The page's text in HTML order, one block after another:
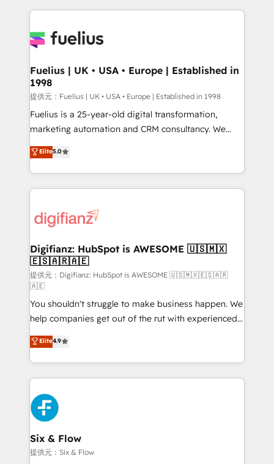
Innovation HubSpot Impact Award - Platform
Migration Excellence HubSpot Impact Award -
professionals.
training • CRM migration from Salesforce, Pipedrive,
custom API integrations with ERP (and other
operations A little about us: • Boutique 'Elite' team of
12 • 150+ clients across Sales Hub, Marketing Hub,
Service Hub, Data Hub and CMS • ISO/IEC
27001:2022, ISO 9001:2015, and ISO 42001:2023
certified - the AI management standard • GuardHub:
Ready for the next step? Click the 👈 '𝗖𝗼𝗻𝘁𝗮𝗰𝘁
𝗯𝘂𝘀𝗶𝗻𝗲𝘀𝘀' button to get in touch (𝘸𝘦'𝘳𝘦 𝘴𝘶𝘱𝘦𝘳
Fuelius | UK • USA • Europe | Established in
1998
提供元：Fuelius | UK • USA • Europe | Established in 1998
Fuelius is a 25-year-old digital transformation,
marketing automation and CRM consultancy. We
enable mid-market and enterprise clients to
maximise their return from digital and fuel their
growth. We modernise platforms, streamline
operations that are causing inefficiencies, improve
supercharge revenue operations Key services: • CRM
Transformation / Web Development • RevOps &
Sales Consulting • Marketing Automation What
makes us different? 🚀 Top 0.5% of global HubSpot
agencies ⚙️ The strongest technical ability and
integration capabilities 💼 Consultative, long-term
partners who will embed ourselves into your
business, processes and systems 🏢 We specialise in
working with mid-market and enterprise
organisations, global organisations and those with
complex use cases 🏆 CRM Implementation,
Platform Enablement, Custom Integration and
Onboarding Accredited 🔐 ISO27001 & ISO9001
Certified
Elite5.0
Digifianz: HubSpot is AWESOME 🇺🇸🇲🇽
🇪🇸🇦🇷🇦🇪
提供元：Digifianz: HubSpot is AWESOME 🇺🇸🇲🇽🇪🇸🇦🇷
🇦🇪
You shouldn't struggle to make business happen. We
help companies get out of the rut with experienced,
process-oriented teams implementing HubSpot
Marketing, Sales, Service, CMS and Operations Hub,
so selling and actually engaging with your customers
feels easy and pain-free. We are a top ranked
HubSpot Elite Partner, winner of Rookie of the Year
and Customer First Awards, 4.9/5 rating in HubSpot
Reviews and 4.9/5 rating in Clutch Reviews. Digifianz
helps the following industries: logistics & 3PL, home
improvement & construction, branding and
Elite4.9
Six & Flow
提供元：Six & Flow